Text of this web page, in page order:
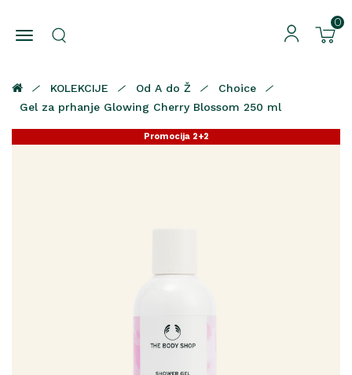
0
KOLEKCIJE Od A do Ž
Choice
Gel za prhanje Glowing Cherry Blossom 250 ml
Promocija 2+2